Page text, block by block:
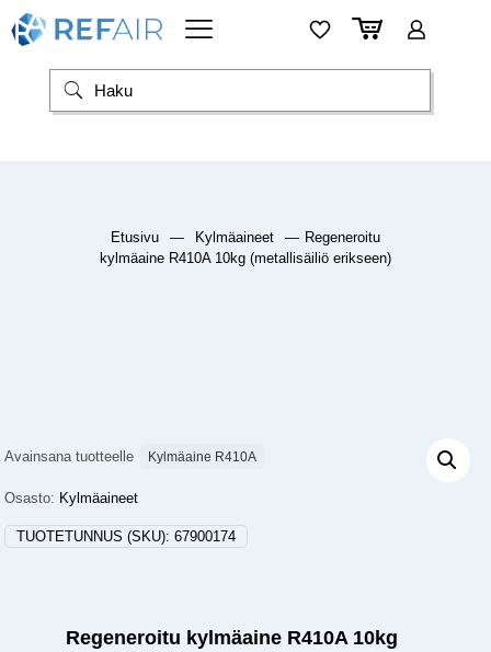
Etusivu — Kylmäaineet — Regeneroitu
kylmäaine R410A 10kg (metallisäiliö erikseen)
Avainsana tuotteelle Kylmäaine R410A
Osasto: Kylmäaineet
TUOTETUNNUS (SKU):67900174
Regeneroitu kylmäaine R410A 10kg